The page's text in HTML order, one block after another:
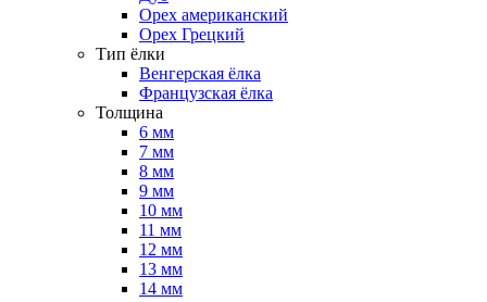
Орех американский
Орех Грецкий
Тип ёлки
Венгерская ёлка
Французская ёлка
Толщина
6 мм
7 мм
8 мм
9 мм
10 мм
11 мм
12 мм
13 мм
14 мм